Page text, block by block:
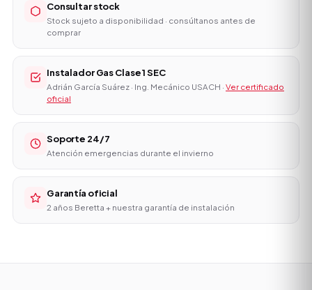
Consultar stock
Stock sujeto a disponibilidad · consúltanos antes de
comprar
Instalador Gas Clase 1 SEC
Adrián García Suárez · Ing. Mecánico USACH · Ver certificado
oficial
Soporte 24/7
Atención emergencias durante el invierno
Garantía oficial
2 años Beretta + nuestra garantía de instalación